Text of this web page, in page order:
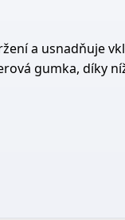
a usnadňuje
gumka, díky